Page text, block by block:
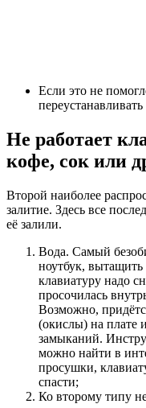
Если это не
переустанавливать
Не работает
кофе, сок или
Второй наиболее
залитие. Здесь все
её залили.
Вода. Самый
ноутбук, вытащить
клавиатуру надо
просочилась
Возможно,
(окислы) на плате
замыканий.
можно найти в
просушки,
спасти;
Ко второму типу